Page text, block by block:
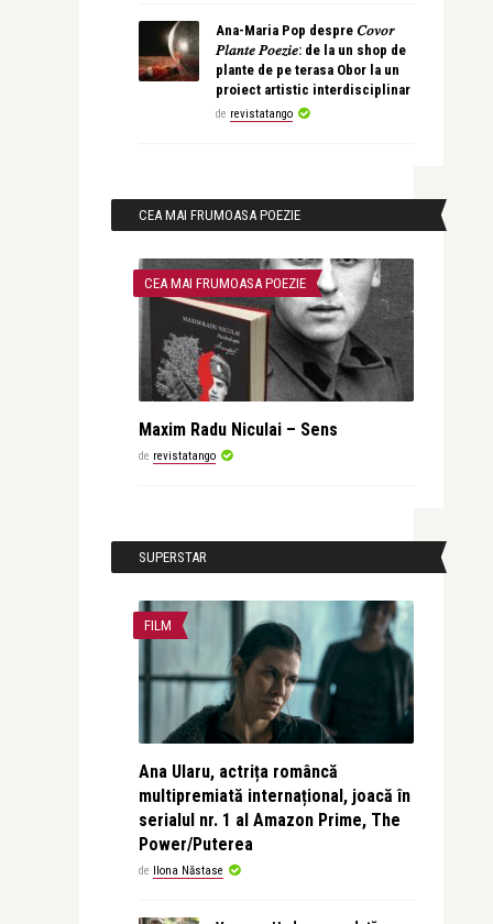
Ana-Maria Pop despre 𝐶𝑜𝑣𝑜𝑟
𝑃𝑙𝑎𝑛𝑡𝑒 𝑃𝑜𝑒𝑧𝑖𝑒: de la un shop de
plante de pe terasa Obor la un
proiect artistic interdisciplinar
de revistatango
CEA MAI FRUMOASA POEZIE
CEA MAI FRUMOASA POEZIE
Maxim Radu Niculai – Sens
de revistatango
SUPERSTAR
FILM
Ana Ularu, actrița româncă
multipremiată internațional, joacă în
serialul nr. 1 al Amazon Prime, The
Power/Puterea
de Ilona Năstase